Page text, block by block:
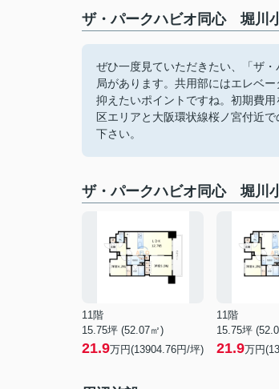
ザ・パークハビオ同心 堀川
ぜひ一度見ていただきたい、「ザ
局があります。共用部にはエレベ
抑えたいポイントですね。初期費
区エリアと大阪環状線桜ノ宮付近
下さい。
ザ・パークハビオ同心 堀川
11階
15.75坪 (52.07㎡)
21.9万円(13904.76円/坪)
11階
15.75坪
21.9万円